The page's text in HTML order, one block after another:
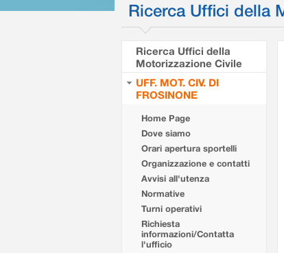
Ricerca Uffici della
Ricerca Uffici della
Motorizzazione Civile
UFF. MOT. CIV. DI
FROSINONE
Home Page
Dove siamo
Orari apertura sportelli
Organizzazione e contatti
Avvisi all'utenza
Normative
Turni operativi
Richiesta
informazioni/Contatta
l'ufficio